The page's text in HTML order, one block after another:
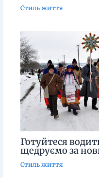
Стиль життя
Готуйтеся
щедруємо за
Стиль життя